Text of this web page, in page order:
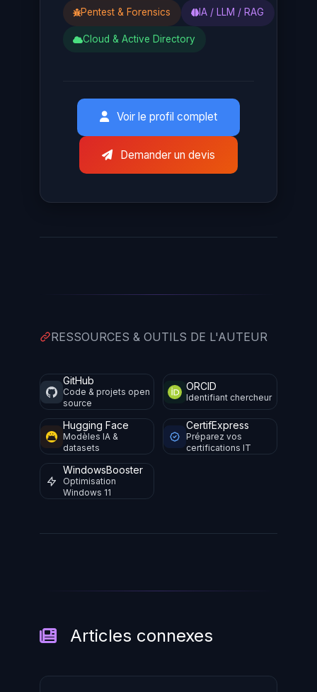
Pentest & Forensics IA / LLM / RAG
Cloud & Active Directory
Voir le profil complet
Demander un devis
RESSOURCES & OUTILS DE L'AUTEUR
GitHub
Code & projets open
source
ORCID
Identifiant chercheur
Hugging Face
Modèles IA &
datasets
CertifExpress
Préparez vos
certifications IT
WindowsBooster
Optimisation
Windows 11
Articles connexes